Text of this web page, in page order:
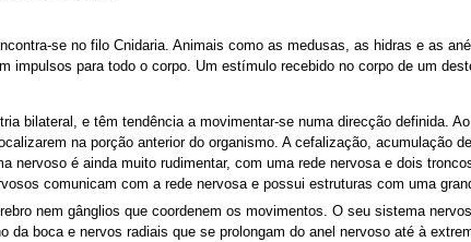
se no filo Cnidaria. Animais como as medusas, as hidras e as
impulsos para todo o corpo. Um estímulo recebido no corpo de um
bilateral, e têm tendência a movimentar-se numa direcção definida.
na porção anterior do organismo. A cefalização, acumulação
nervoso é ainda muito rudimentar, com uma rede nervosa e dois
comunicam com a rede nervosa e possui estruturas com uma
nem gânglios que coordenem os movimentos. O seu sistema
da boca e nervos radiais que se prolongam do anel nervoso até à